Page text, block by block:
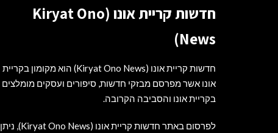
חדשות קריית אונו (Kiryat Ono
News)
חדשות קריית אונו (Kiryat Ono News) הוא מקומון בקריית
אונו אשר מפרסם מבזקי חדשות, סיפורים ועסקים מומלצים
בקריית אונו והסביבה הקרובה.
לפרסום באתר חדשות קריית אונו (Kiryat Ono News), ניתן